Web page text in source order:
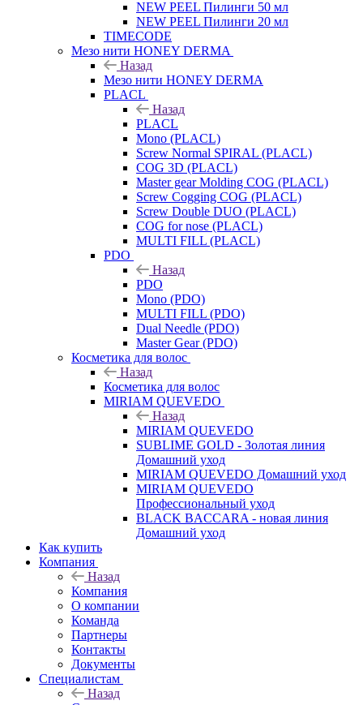
NEW PEEL Пилинги 50 мл
NEW PEEL Пилинги 20 мл
TIMECODE
Мезо нити HONEY DERMA
Назад
Мезо нити HONEY DERMA
PLACL
Назад
PLACL
Mono (PLACL)
Screw Normal SPIRAL (PLACL)
COG 3D (PLACL)
Master gear Molding COG (PLACL)
Screw Cogging COG (PLACL)
Screw Double DUO (PLACL)
COG for nose (PLACL)
MULTI FILL (PLACL)
PDO
Назад
PDO
Mono (PDO)
MULTI FILL (PDO)
Dual Needle (PDO)
Master Gear (PDO)
Косметика для волос
Назад
Косметика для волос
MIRIAM QUEVEDO
Назад
MIRIAM QUEVEDO
SUBLIME GOLD - Золотая линия
Домашний уход
MIRIAM QUEVEDO Домашний уход
MIRIAM QUEVEDO
Профессиональный уход
BLACK BACCARA - новая линия
Домашний уход
Как купить
Компания
Назад
Компания
О компании
Команда
Партнеры
Контакты
Документы
Специалистам
Назад